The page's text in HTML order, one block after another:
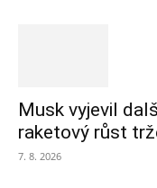
Musk vyjevil
raketový růst
7. 8. 2026